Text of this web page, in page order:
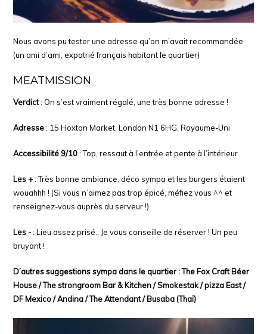
Nous avons pu tester une adresse qu’on m’avait recommandée
(un ami d’ami, expatrié français habitant le quartier)
MEATMISSION
Verdict: On s’est vraiment régalé, une très bonne adresse !
Adresse: 15 Hoxton Market, London N1 6HG, Royaume-Uni
Accessibilité 9/10: Top, ressaut à l’entrée et pente à l’intérieur
Les +: Très bonne ambiance, déco sympa et les burgers étaient
wouahhh ! (Si vous n’aimez pas trop épicé, méfiez vous ^^ et
renseignez-vous auprès du serveur !)
Les -: Lieu assez prisé.. Je vous conseille de réserver ! Un peu
bruyant !
D’autres suggestions sympa dans le quartier : The Fox Craft Béer
House / The strongroom Bar & Kitchen /Smokestak / pizza East /
DF Mexico / Andina / The Attendant / Busaba (Thaï)